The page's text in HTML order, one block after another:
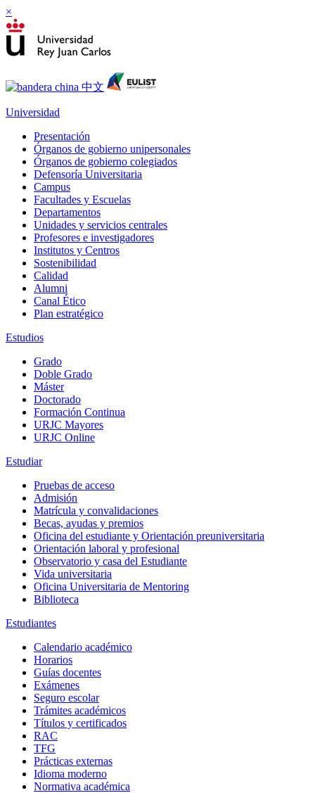
×
Universidad
Presentación
Órganos de gobierno unipersonales
Órganos de gobierno colegiados
Defensoría Universitaria
Campus
Facultades y Escuelas
Departamentos
Unidades y servicios centrales
Profesores e investigadores
Institutos y Centros
Sostenibilidad
Calidad
Alumni
Canal Ético
Plan estratégico
Estudios
Grado
Doble Grado
Máster
Doctorado
Formación Continua
URJC Mayores
URJC Online
Estudiar
Pruebas de acceso
Admisión
Matrícula y convalidaciones
Becas, ayudas y premios
Oficina del estudiante y Orientación preuniversitaria
Orientación laboral y profesional
Observatorio y casa del Estudiante
Vida universitaria
Oficina Universitaria de Mentoring
Biblioteca
Estudiantes
Calendario académico
Horarios
Guías docentes
Exámenes
Seguro escolar
Trámites académicos
Títulos y certificados
RAC
TFG
Prácticas externas
Idioma moderno
Normativa académica